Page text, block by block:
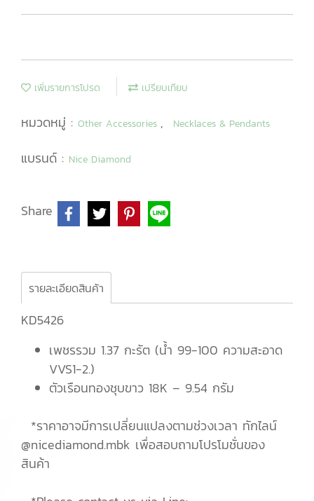
เพิ่มรายการโปรด เปรียบเทียบ
หมวดหมู่ : Other Accessories , Necklaces & Pendants
แบรนด์ : Nice Diamond
Share
รายละเอียดสินค้า
KD5426
เพชรรวม 1.37 กะรัต (น้ำ 99-100 ความสะอาด
VVS1-2.)
ตัวเรือนทองชุบขาว 18K – 9.54 กรัม
*ราคาอาจมีการเปลี่ยนแปลงตามช่วงเวลา ทักไลน์
@nicediamond.mbk เพื่อสอบถามโปรโมชั่นของ
สินค้า